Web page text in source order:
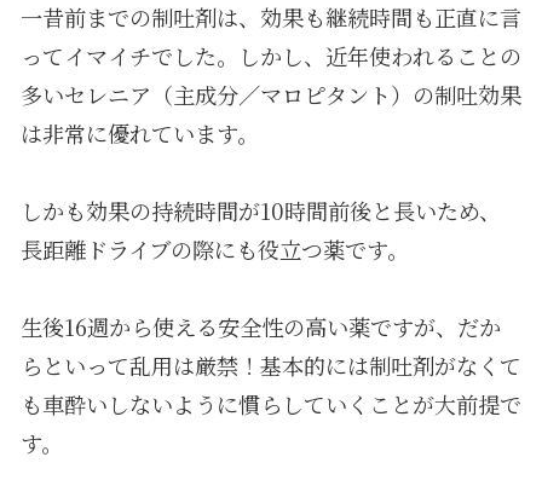
一昔前までの制吐剤は、効果も継続時間も正直に言
ってイマイチでした。しかし、近年使われることの
多いセレニア（主成分／マロピタント）の制吐効果
は非常に優れています。
しかも効果の持続時間が10時間前後と長いため、
長距離ドライブの際にも役立つ薬です。
生後16週から使える安全性の高い薬ですが、だか
らといって乱用は厳禁！基本的には制吐剤がなくて
も車酔いしないように慣らしていくことが大前提で
す。